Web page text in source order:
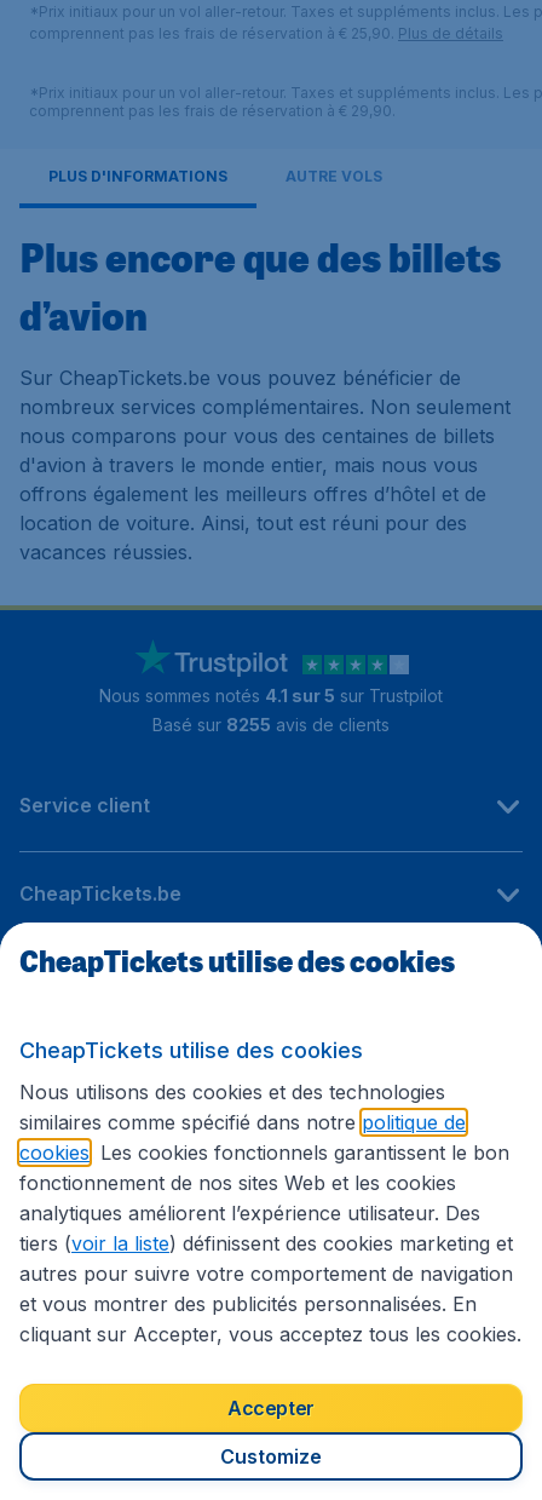
*Prix initiaux pour un vol aller-retour. Taxes et suppléments inclus. Les
comprennent pas les frais de réservation à € 25,90. Plus de détails
*Prix initiaux pour un vol aller-retour. Taxes et suppléments inclus. Les
comprennent pas les frais de réservation à € 29,90.
PLUS D'INFORMATIONS AUTRE VOLS
Plus encore que des billets
d’avion
Sur CheapTickets.be vous pouvez bénéficier de
nombreux services complémentaires. Non seulement
nous comparons pour vous des centaines de billets
d'avion à travers le monde entier, mais nous vous
offrons également les meilleurs offres d’hôtel et de
location de voiture. Ainsi, tout est réuni pour des
vacances réussies.
Nous sommes notés 4.1 sur 5 sur Trustpilot
Basé sur 8255 avis de clients
Service client
CheapTickets.be
Sites internationaux
Suivez CheapTickets.be
Déclaration d’accessibilité
Conditions générales
Déclaration de confidentialité
Droits d’auteur © 2026
CheapTickets utilise des cookies
CheapTickets utilise des cookies
Nous utilisons des cookies et des technologies
similaires comme spécifié dans notre politique de
cookies . Les cookies fonctionnels garantissent le bon
fonctionnement de nos sites Web et les cookies
analytiques améliorent l’expérience utilisateur. Des
tiers (voir la liste) définissent des cookies marketing et
autres pour suivre votre comportement de navigation
et vous montrer des publicités personnalisées. En
cliquant sur Accepter, vous acceptez tous les cookies.
Accepter
Customize